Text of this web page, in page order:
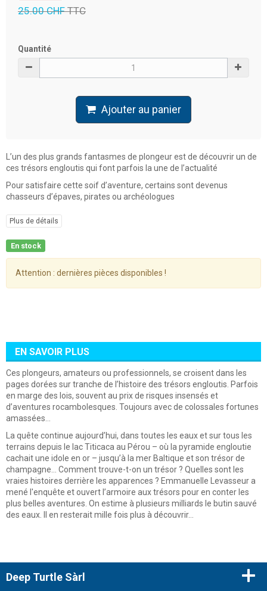
25.00 CHFTTC
Quantité
Ajouter au panier
L’un des plus grands fantasmes de plongeur est de découvrir un de
ces trésors engloutis qui font parfois la une de l’actualité
Pour satisfaire cette soif d’aventure, certains sont devenus
chasseurs d’épaves, pirates ou archéologues
Plus de détails
En stock
Attention : dernières pièces disponibles !
EN SAVOIR PLUS
Ces plongeurs, amateurs ou professionnels, se croisent dans les
pages dorées sur tranche de l’histoire des trésors engloutis. Parfois
en marge des lois, souvent au prix de risques insensés et
d’aventures rocambolesques. Toujours avec de colossales fortunes
amassées…
La quête continue aujourd’hui, dans toutes les eaux et sur tous les
terrains depuis le lac Titicaca au Pérou – où la pyramide engloutie
cachait une idole en or – jusqu’à la mer Baltique et son trésor de
champagne… Comment trouve-t-on un trésor ? Quelles sont les
vraies histoires derrière les apparences ? Emmanuelle Levasseur a
mené l'enquête et ouvert l’armoire aux trésors pour en conter les
plus belles aventures. On estime à plusieurs milliards le butin sauvé
des eaux. Il en resterait mille fois plus à découvrir…
Deep Turtle Sàrl